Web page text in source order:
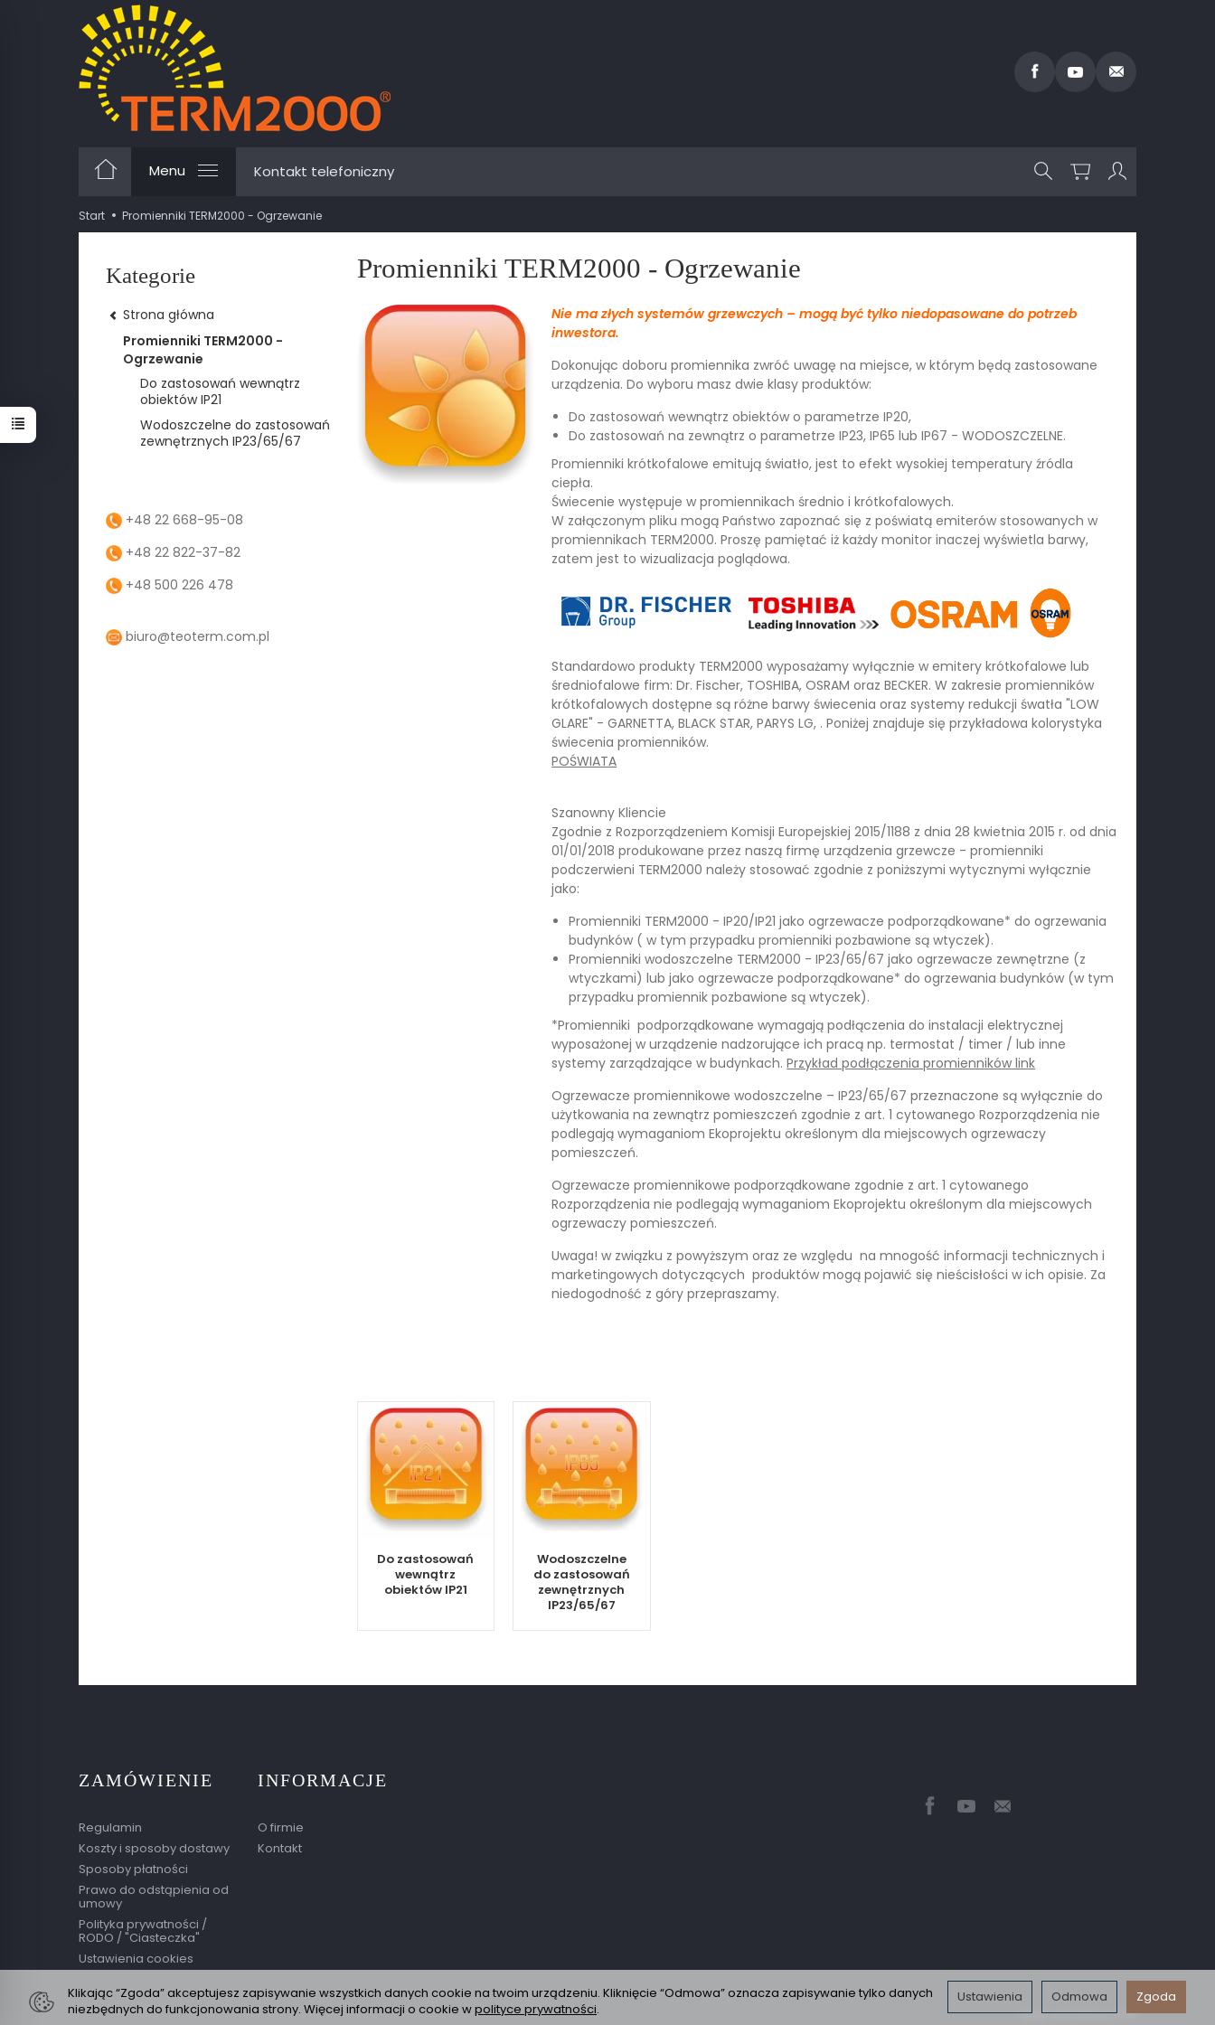
Menu Kontakt telefoniczny
Start Promienniki TERM2000 - Ogrzewanie
Promienniki TERM2000 - Ogrzewanie
Nie ma złych systemów grzewczych – mogą być tylko niedopasowane do potrzeb
inwestora.
Dokonując doboru promiennika zwróć uwagę na miejsce, w którym będą zastosowane
urządzenia. Do wyboru masz dwie klasy produktów:
Do zastosowań wewnątrz obiektów o parametrze IP20,
Do zastosowań na zewnątrz o parametrze IP23, IP65 lub IP67 - WODOSZCZELNE.
Promienniki krótkofalowe emitują światło, jest to efekt wysokiej temperatury źródla
ciepła.
Świecenie występuje w promiennikach średnio i krótkofalowych.
W załączonym pliku mogą Państwo zapoznać się z poświatą emiterów stosowanych w
promiennikach TERM2000. Proszę pamiętać iż każdy monitor inaczej wyświetla barwy,
zatem jest to wizualizacja poglądowa.
Standardowo produkty TERM2000 wyposażamy wyłącznie w emitery krótkofalowe lub
średniofalowe firm: Dr. Fischer, TOSHIBA, OSRAM oraz BECKER. W zakresie promienników
krótkofalowych dostępne są różne barwy świecenia oraz systemy redukcji śwatła "LOW
GLARE" - GARNETTA, BLACK STAR, PARYS LG, . Poniżej znajduje się przykładowa kolorystyka
świecenia promienników.
POŚWIATA
Szanowny Kliencie
Zgodnie z Rozporządzeniem Komisji Europejskiej 2015/1188 z dnia 28 kwietnia 2015 r. od dnia
01/01/2018 produkowane przez naszą firmę urządzenia grzewcze - promienniki
podczerwieni TERM2000 należy stosować zgodnie z poniższymi wytycznymi wyłącznie
jako:
Promienniki TERM2000 - IP20/IP21 jako ogrzewacze podporządkowane* do ogrzewania
budynków ( w tym przypadku promienniki pozbawione są wtyczek).
Promienniki wodoszczelne TERM2000 - IP23/65/67 jako ogrzewacze zewnętrzne (z
wtyczkami) lub jako ogrzewacze podporządkowane* do ogrzewania budynków (w tym
przypadku promiennik pozbawione są wtyczek).
*Promienniki podporządkowane wymagają podłączenia do instalacji elektrycznej
wyposażonej w urządzenie nadzorujące ich pracą np. termostat / timer / lub inne
systemy zarządzające w budynkach.Przykład podłączenia promienników link
Ogrzewacze promiennikowe wodoszczelne – IP23/65/67 przeznaczone są wyłącznie do
użytkowania na zewnątrz pomieszczeń zgodnie z art. 1 cytowanego Rozporządzenia nie
podlegają wymaganiom Ekoprojektu określonym dla miejscowych ogrzewaczy
pomieszczeń.
Ogrzewacze promiennikowe podporządkowane zgodnie z art. 1 cytowanego
Rozporządzenia nie podlegają wymaganiom Ekoprojektu określonym dla miejscowych
ogrzewaczy pomieszczeń.
Uwaga! w związku z powyższym oraz ze względu na mnogość informacji technicznych i
marketingowych dotyczących produktów mogą pojawić się nieścisłości w ich opisie. Za
niedogodność z góry przepraszamy.
Do zastosowań
wewnątrz
obiektów IP21
Wodoszczelne
do zastosowań
zewnętrznych
IP23/65/67
Kategorie
Strona główna
Promienniki TERM2000 -
Ogrzewanie
Do zastosowań wewnątrz
obiektów IP21
Wodoszczelne do zastosowań
zewnętrznych IP23/65/67
+48 22 668-95-08
+48 22 822-37-82
+48 500 226 478
biuro@teoterm.com.pl
ZAMÓWIENIE
Regulamin
Koszty i sposoby dostawy
Sposoby płatności
Prawo do odstąpienia od
umowy
Polityka prywatności /
RODO / "Ciasteczka"
Ustawienia cookies
INFORMACJE
O firmie
Kontakt
Sklep internetowy SOTE
Klikając “Zgoda” akceptujesz zapisywanie wszystkich danych cookie na twoim urządzeniu. Kliknięcie “Odmowa” oznacza zapisywanie tylko danych
niezbędnych do funkcjonowania strony. Więcej informacji o cookie wpolityce prywatności.
Ustawienia Odmowa Zgoda